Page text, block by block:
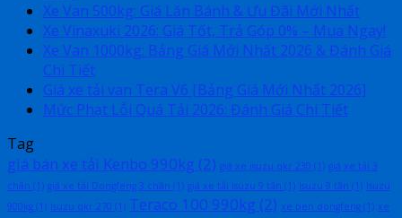
Xe Van 500kg: Giá Lăn Bánh & Ưu Đãi Mới Nhất
Xe Vinaxuki 2026: Giá Tốt, Trả Góp 0% – Mua Ngay!
Xe Van 1000kg: Bảng Giá Mới Nhất 2026 & Đánh Giá
Chi Tiết
Giá xe tải van Tera V6 [Bảng Giá Mới Nhất 2026]
Mức Phạt Lỗi Quá Tải 2026: Đánh Giá Chi Tiết
Tag
giá bán xe tải Kenbo 990kg (2) giá xe isuzu qkr 230 (1) giá xe tải 3
chân (1) giá xe tải Dongfeng 3 chân (1) giá xe tải Isuzu 9 tấn (1) Isuzu 9 tấn (1) Isuzu
900kg (1) Isuzu qkr 270 (1) Teraco 100 990kg (2) xe ben dongfeng (1) xe